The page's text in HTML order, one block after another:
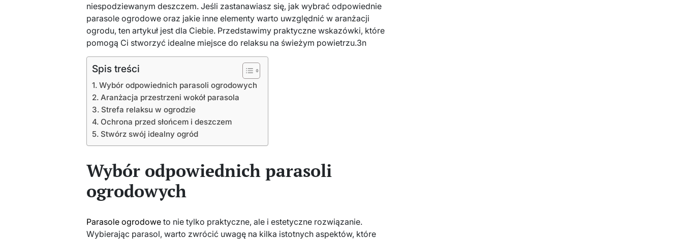
niespodziewanym deszczem. Jeśli zastanawiasz się, jak wybrać odpowiednie
parasole ogrodowe oraz jakie inne elementy warto uwzględnić w aranżacji
ogrodu, ten artykuł jest dla Ciebie. Przedstawimy praktyczne wskazówki, które
pomogą Ci stworzyć idealne miejsce do relaksu na świeżym powietrzu.3n
Spis treści
Wybór odpowiednich parasoli ogrodowych
Aranżacja przestrzeni wokół parasola
Strefa relaksu w ogrodzie
Ochrona przed słońcem i deszczem
Stwórz swój idealny ogród
Wybór odpowiednich parasoli
ogrodowych
Parasole ogrodowe to nie tylko praktyczne, ale i estetyczne rozwiązanie.
Wybierając parasol, warto zwrócić uwagę na kilka istotnych aspektów, które